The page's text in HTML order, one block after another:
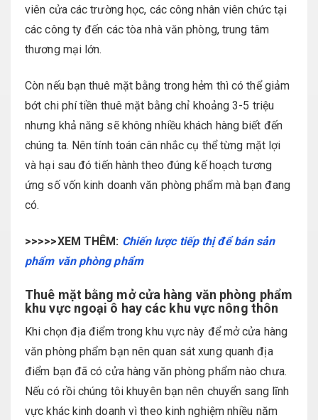
viên cửa các trường học, các công nhân viên chức tại
các công ty đến các tòa nhà văn phòng, trung tâm
thương mại lớn.
Còn nếu bạn thuê mặt bằng trong hẻm thì có thể giảm
bớt chi phí tiền thuê mặt bằng chỉ khoảng 3-5 triệu
nhưng khả năng sẽ không nhiều khách hàng biết đến
chúng ta. Nên tính toán cân nhắc cụ thể từng mặt lợi
và hại sau đó tiến hành theo đúng kế hoạch tương
ứng số vốn kinh doanh văn phòng phẩm mà bạn đang
có.
>>>>>XEM THÊM: Chiến lược tiếp thị để bán sản
phẩm văn phòng phẩm
Thuê mặt bằng mở cửa hàng văn phòng phẩm
khu vực ngoại ô hay các khu vực nông thôn
Khi chọn địa điểm trong khu vực này để mở cửa hàng
văn phòng phẩm bạn nên quan sát xung quanh địa
điểm bạn đã có cửa hàng văn phòng phẩm nào chưa.
Nếu có rồi chúng tôi khuyên bạn nên chuyển sang lĩnh
vực khác kinh doanh vì theo kinh nghiệm nhiều năm